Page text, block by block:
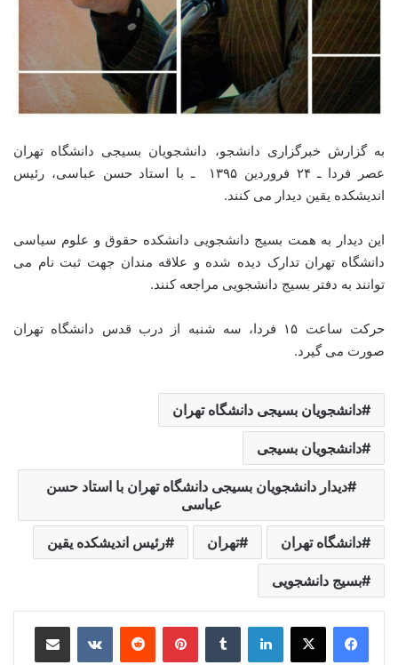
به گزارش خبرگزاری دانشجو، دانشجویان بسیجی دانشگاه تهران
عصر فردا ـ ۲۴ فروردین ۱۳۹۵ ـ با استاد حسن عباسی، رئیس
اندیشکده یقین دیدار می کنند.
این دیدار به همت بسیج دانشجویی دانشکده حقوق و علوم سیاسی
دانشگاه تهران تدارک دیده شده و علاقه مندان جهت ثبت نام می
توانند به دفتر بسیج دانشجویی مراجعه کنند.
حرکت ساعت ۱۵ فردا، سه شنبه از درب قدس دانشگاه تهران
صورت می گیرد.
دانشجویان بسیجی دانشگاه تهران
دانشجویان بسیجی
دیدار دانشجویان بسیجی دانشگاه تهران با استاد حسن
عباسی
دانشگاه تهران تهران رئیس اندیشکده یقین
بسیج دانشجویی
لینکدین ‫تامبلر ‫پین‌ترست‫رددیت ‫VKontakteاشتراک گذاری از طریق ایمیل